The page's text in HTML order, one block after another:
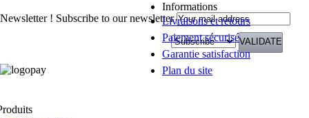
Newsletter ! Subscribe to our newsletter
Informations
Livraisons et retours
Paiement sécurisé
Garantie satisfaction
Plan du site